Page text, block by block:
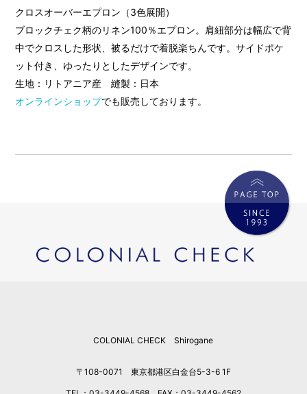
クロスオーバーエプロン（3色展開）
ブロックチェク柄のリネン100％エプロン。肩紐部分は幅広で背
中でクロスした形状、被るだけで着脱楽ちんです。サイドポケ
ット付き、ゆったりとしたデザインです。
生地：リトアニア産 縫製：日本
オンラインショップでも販売しております。
COLONIAL CHECK Shirogane
〒108-0071 東京都港区白金台5-3-6 1F